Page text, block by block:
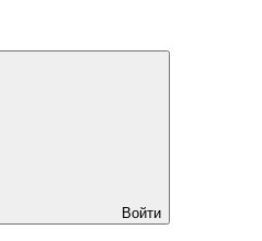
Войти